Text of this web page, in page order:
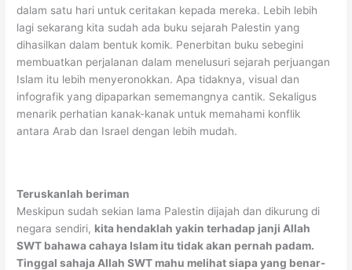
dalam satu hari untuk ceritakan kepada mereka. Lebih lebih
lagi sekarang kita sudah ada buku sejarah Palestin yang
dihasilkan dalam bentuk komik. Penerbitan buku sebegini
membuatkan perjalanan dalam menelusuri sejarah perjuangan
Islam itu lebih menyeronokkan. Apa tidaknya, visual dan
infografik yang dipaparkan sememangnya cantik. Sekaligus
menarik perhatian kanak-kanak untuk memahami konflik
antara Arab dan Israel dengan lebih mudah.
Teruskanlah beriman
Meskipun sudah sekian lama Palestin dijajah dan dikurung di
negara sendiri, kita hendaklah yakin terhadap janji Allah
SWT bahawa cahaya Islam itu tidak akan pernah padam.
Tinggal sahaja Allah SWT mahu melihat siapa yang benar-